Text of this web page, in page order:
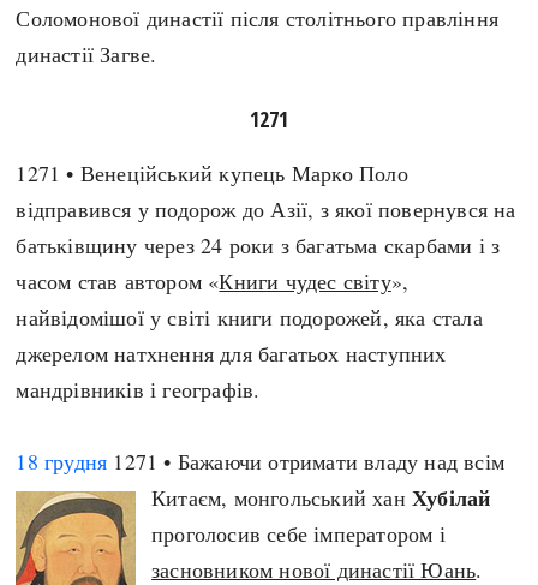
Соломонової династії після столітнього правління
династії Загве.
1271
1271 • Венеційський купець Марко Поло
відправився у подорож до Азії, з якої повернувся на
батьківщину через 24 роки з багатьма скарбами і з
часом став автором «Книги чудес світу»,
найвідомішої у світі книги подорожей, яка стала
джерелом натхнення для багатьох наступних
мандрівників і географів.
18 грудня 1271 • Бажаючи отримати владу над всім
Китаєм, монгольський ханХубілай
проголосив себе імператором і
засновником нової династії Юань.